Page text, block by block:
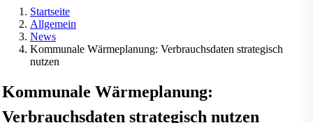
Startseite
Allgemein
News
Kommunale Wärmeplanung: Verbrauchsdaten strategisch
nutzen
Kommunale Wärmeplanung:
Verbrauchsdaten strategisch nutzen